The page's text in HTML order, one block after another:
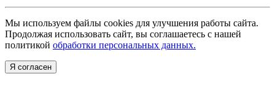
Мы используем файлы cookies для улучшения работы сайта.
Продолжая использовать сайт, вы соглашаетесь с нашей
политикой обработки персональных данных.
Я согласен